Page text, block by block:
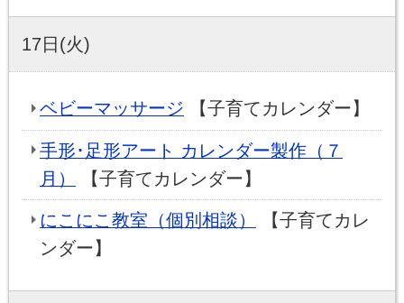
17日(火)
ベビーマッサージ 【子育てカレンダー】
手形･足形アート カレンダー製作（７
月）
【子育てカレンダー】
にこにこ教室（個別相談）
【子育てカレ
ンダー】